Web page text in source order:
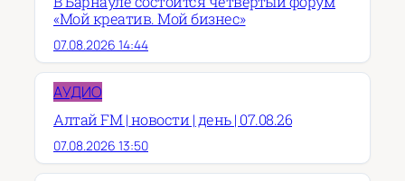
«Мой креатив. Мой бизнес»
07.08.2026 14:44
АУДИО
Алтай FM | новости | день | 07.08.26
07.08.2026 13:50